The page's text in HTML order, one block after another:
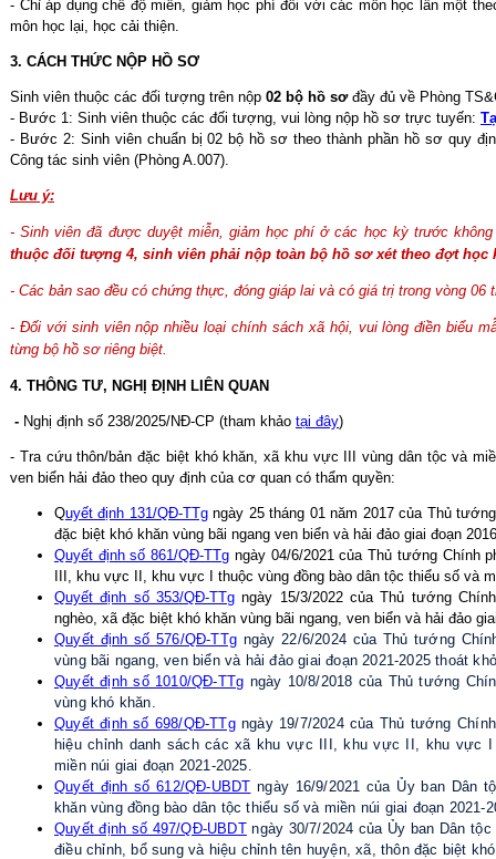
- Chỉ áp dụng chế độ miễn, giảm học phí đối với các môn học lần một
môn học lại, học cải thiện.
3. CÁCH THỨC NỘP HỒ SƠ
Sinh viên thuộc các đối tượng trên nộp 02 bộ hồ sơđầy đủ về Phòng
- Bước 1: Sinh viên thuộc các đối tượng, vui lòng nộp hồ sơ trực tuyến:
- Bước 2: Sinh viên chuẩn bị 02 bộ hồ sơ theo thành phần hồ sơ quy
Công tác sinh viên (Phòng A.007).
Lưu ý:
- Sinh viên đã được duyệt miễn, giảm học phí ở các học kỳ trước
thuộc đối tượng 4, sinh viên phải nộp toàn bộ hồ sơ xét theo đợt học
- Các bản sao đều có chứng thực, đóng giáp lai và có giá trị trong vòng 06
- Đối với sinh viên nộp nhiều loại chính sách xã hội, vui lòng điền biểu
từng bộ hồ sơ riêng biệt.
4. THÔNG TƯ, NGHỊ ĐỊNH LIÊN QUAN
- Nghị định số 238/2025/NĐ-CP (tham khảo tại đây)
- Tra cứu thôn/bản đặc biệt khó khăn, xã khu vực III vùng dân tộc và
ven biển hải đảo theo quy định của cơ quan có thẩm quyền:
Quyết định 131/QĐ-TTgngày 25 tháng 01 năm 2017 của Thủ
đặc biệt khó khăn vùng bãi ngang ven biển và hải đảo giai đoạn
Quyết định số 861/QĐ-TTg ngày 04/6/2021 của Thủ tướng Chính
III, khu vực II, khu vực I thuộc vùng đồng bào dân tộc thiểu số và
Quyết định số 353/QĐ-TTg ngày 15/3/2022 của Thủ tướng
nghèo, xã đặc biệt khó khăn vùng bãi ngang, ven biển và hải đảo
Quyết định số 576/QĐ-TTg ngày 22/6/2024 của Thủ tướng
vùng bãi ngang, ven biển và hải đảo giai đoạn 2021-2025 thoát
Quyết định số 1010/QĐ-TTg ngày 10/8/2018 của Thủ tướng
vùng khó khăn.
Quyết định số 698/QĐ-TTgngày 19/7/2024 của Thủ tướng
hiệu chỉnh danh sách các xã khu vực III, khu vực II, khu vực
miền núi giai đoạn 2021-2025.
Quyết định số 612/QĐ-UBDT ngày 16/9/2021 của Ủy ban Dân
khăn vùng đồng bào dân tộc thiểu số và miền núi giai đoạn 2021-
Quyết định số 497/QĐ-UBDTngày 30/7/2024 của Ủy ban Dân
điều chỉnh, bổ sung và hiệu chỉnh tên huyện, xã, thôn đặc biệt